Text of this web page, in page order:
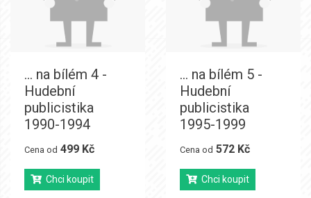
... na bílém 4 -
Hudební
publicistika
1990-1994
Cena od 499 Kč
Chci koupit
... na bílém 5 -
Hudební
publicistika
1995-1999
Cena od 572 Kč
Chci koupit